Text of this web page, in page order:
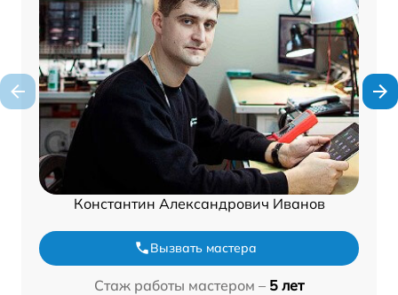
Константин Александрович Иванов
Вызвать мастера
Стаж работы мастером – 5 лет